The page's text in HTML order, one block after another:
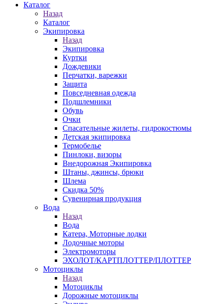
Каталог
Назад
Каталог
Экипировка
Назад
Экипировка
Куртки
Дождевики
Перчатки, варежки
Защита
Повседневная одежда
Подшлемники
Обувь
Очки
Спасательные жилеты, гидрокостюмы
Детская экипировка
Термобелье
Пинлоки, визоры
Внедорожная Экипировка
Штаны, джинсы, брюки
Шлема
Скидка 50%
Сувенирная продукция
Вода
Назад
Вода
Катера, Моторные лодки
Лодочные моторы
Электромоторы
ЭХОЛОТ/КАРТПЛОТТЕР/ПЛОТТЕР
Мотоциклы
Назад
Мотоциклы
Дорожные мотоциклы